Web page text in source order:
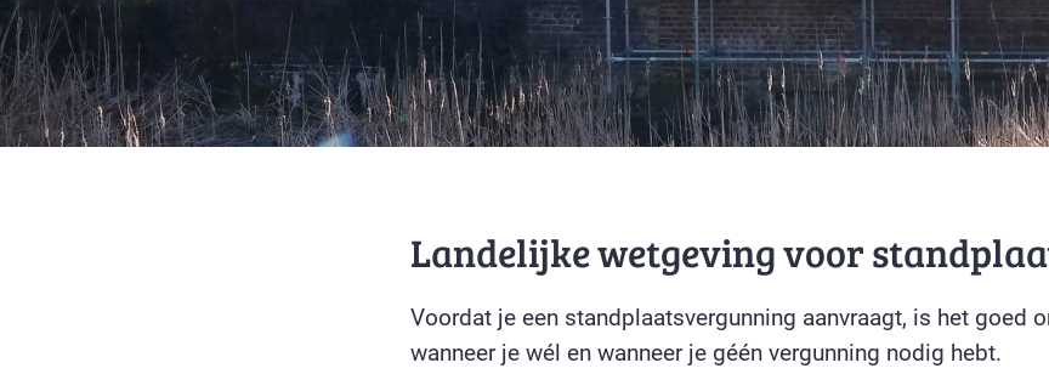
Landelijke wetgeving voor
Voordat je een standplaatsvergunning aanvraagt, is het goed
wanneer je wél en wanneer je géén vergunning nodig hebt.